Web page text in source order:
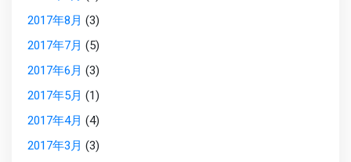
2017年8月 (3)
2017年7月 (5)
2017年6月 (3)
2017年5月 (1)
2017年4月 (4)
2017年3月 (3)